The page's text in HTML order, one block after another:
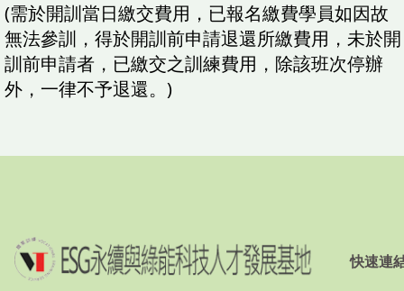
(需於開訓當日繳交費用，已報名繳費學員如因故
無法參訓，得於開訓前申請退還所繳費用，未於開
訓前申請者，已繳交之訓練費用，除該班次停辦
外，一律不予退還。)
快速連